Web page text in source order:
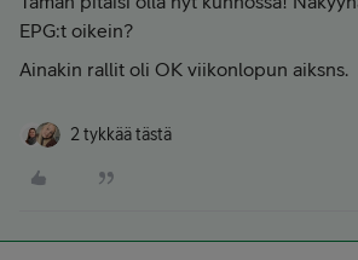
EPG:t oikein?
Ainakin rallit oli OK viikonlopun aiksns.
2 tykkää tästä